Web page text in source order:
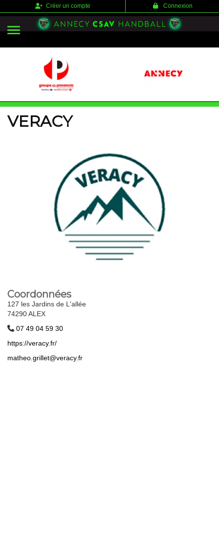
Créer un compte Connexion
VERACY
Coordonnées
127 les Jardins de L'allée
74290 ALEX
07 49 04 59 30
https://veracy.fr/
matheo.grillet@veracy.fr
Panneau de gestion des cookies